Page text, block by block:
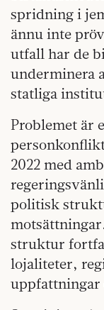
spridning i
ännu inte
utfall har de
underminera
statliga
Problemet är
2022 med
politisk
struktur
lojaliteter,
uppfattningar